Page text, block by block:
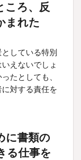
ころ、反
まれた
している特別
えないでしょ
たとしても、
対する責任を
に書類の
る仕事を